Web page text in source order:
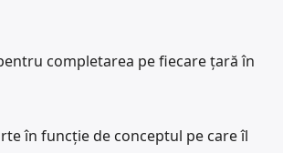
completarea pe fiecare țară în
în funcție de conceptul pe care îl